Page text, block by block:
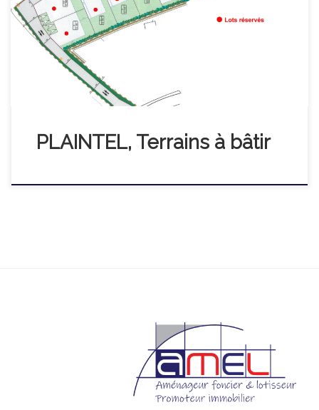
offre un cadre de vie pratique, à proximité immédiate des
écoles, crèche, commerces, supermarché et autres
commodités. Vous êtes également à seulement 10 minutes de
Saint-Brieuc, alliant ainsi calme […]
PLAINTEL, Terrains à bâtir